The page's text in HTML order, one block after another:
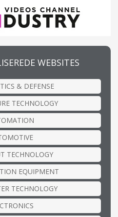
WEBSITES
& DEFENSE
TECHNOLOGY
TECHNOLOGY
EQUIPMENT
TECHNOLOGY